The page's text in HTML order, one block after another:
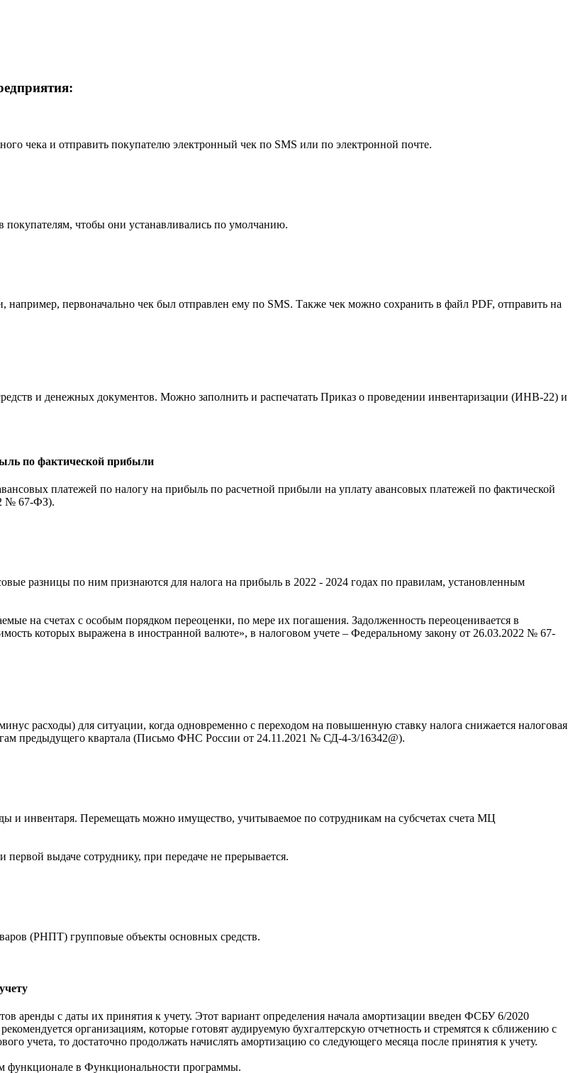
чека и отправить покупателю электронный чек по SMS или по электронной почте.
покупателям, чтобы они устанавливались по умолчанию.
например, первоначально чек был отправлен ему по SMS. Также чек можно сохранить в файл PDF, отправить на
и денежных документов. Можно заполнить и распечатать Приказ о проведении инвентаризации (ИНВ-22) и
по фактической прибыли
платежей по налогу на прибыль по расчетной прибыли на уплату авансовых платежей по фактической
№ 67-ФЗ).
разницы по ним признаются для налога на прибыль в 2022 - 2024 годах по правилам, установленным
на счетах с особым порядком переоценки, по мере их погашения. Задолженность переоценивается в
которых выражена в иностранной валюте», в налоговом учете – Федеральному закону от 26.03.2022 № 67-
расходы) для ситуации, когда одновременно с переходом на повышенную ставку налога снижается налоговая
предыдущего квартала (Письмо ФНС России от 24.11.2021 № СД-4-3/16342@).
и инвентаря. Перемещать можно имущество, учитываемое по сотрудникам на субсчетах счета МЦ
выдаче сотруднику, при передаче не прерывается.
(РНПТ) групповые объекты основных средств.
аренды с даты их принятия к учету. Этот вариант определения начала амортизации введен ФСБУ 6/2020
организациям, которые готовят аудируемую бухгалтерскую отчетность и стремятся к сближению с
учета, то достаточно продолжать начислять амортизацию со следующего месяца после принятия к учету.
в Функциональности программы.